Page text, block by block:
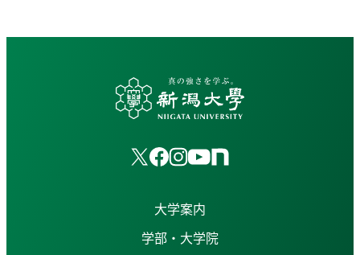
大学案内
学部・大学院